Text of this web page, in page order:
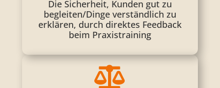
Die Sicherheit, Kunden gut zu
begleiten/Dinge verständlich zu
erklären, durch direktes Feedback
beim Praxistraining
